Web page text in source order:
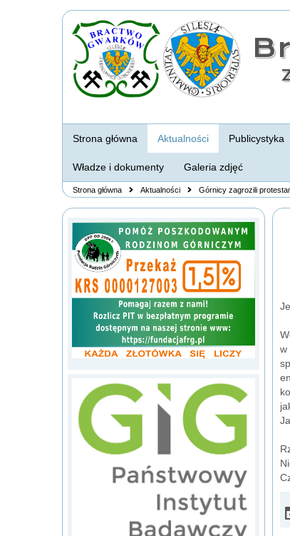
Strona główna Aktualności Publicystyka
Władze i dokumenty Galeria zdjęć
Strona główna Aktualności Górnicy zagrozili
w